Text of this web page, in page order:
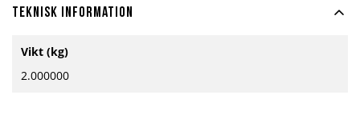
Teknisk information
information
Vikt (kg)
2.000000